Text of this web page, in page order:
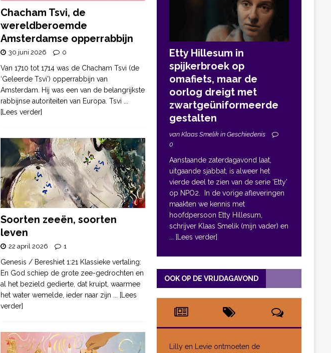
Chacham Tsvi, de
wereldberoemde
Amsterdamse opperrabbijn
30 juni 2026 0
Van 1710 tot 1714 was de Chacham Tsvi (de
‘Geleerde Tsvi’) opperrabbijn van
Amsterdam. Hij was een van de belangrijkste
rabbijnse autoriteiten van Europa. Tsvi
[Lees verder]
Soorten zeeën, soorten
leven
22 april 2026 1
Genesis / Bereshiet 1:21 Klassieke vertaling:
En God schiep de grote zee-gedrochten en
al het bezield gedierte, dat kruipt, waarmee
het water wemelde, ieder naar zijn ... [Lees
verder]
Etty Hillesum in
spijkerbroek op
omafiets, maar de
oorlog dreigt met
zwartgeüniformeerde
gestalten
van Klaas Smelik in Geschiedenis
0
Aanstaande zaterdagavond laat,
uitgaande sjabbat, is alweer het
vierde deel te zien van de serie ‘Etty’
op NPO2. In de vorige afleveringen
maakten we kennis met
hoofdpersoon Etty Hillesum,
schrijver Klaas Smelik (mijn vader) en
... [Lees verder]
OOK OP DE VRIJDAGAVOND
Lilly en Levie ontmoeten de